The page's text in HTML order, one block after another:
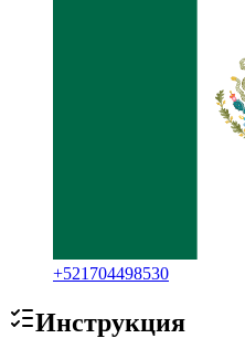
+521704498530
Инструкция